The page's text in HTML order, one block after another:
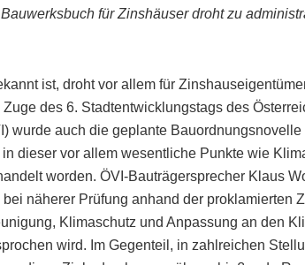
für Zinshäuser droht zu
ist, droht vor allem für
des 6. Stadtentwicklungstags des
wurde auch die geplante
dieser vor allem wesentliche Punkte wie
worden. ÖVI-Bauträgersprecher Klaus
näherer Prüfung anhand der proklamierten
Klimaschutz und Anpassung an den
wird. Im Gegenteil, in zahlreichen